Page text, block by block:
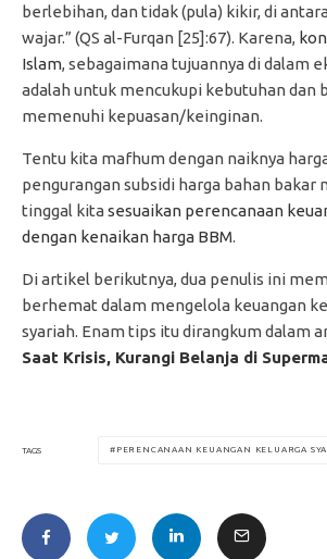
berlebihan, dan tidak (pula) kikir, di
wajar.” (QS al-Furqan [25]:67). Karena,
Islam, sebagaimana tujuannya di dalam
adalah untuk mencukupi kebutuhan dan
memenuhi kepuasan/keinginan.
Tentu kita mafhum dengan naiknya
pengurangan subsidi harga bahan bakar
tinggal kitasesuaikan perencanaan
dengan kenaikan harga BBM.
Di artikel berikutnya, dua penulis ini
berhemat dalam mengelola keuangan
syariah. Enam tips itu dirangkum dalam
Saat Krisis, Kurangi Belanja di
TAGS PERENCANAAN KEUANGAN KELUARGA